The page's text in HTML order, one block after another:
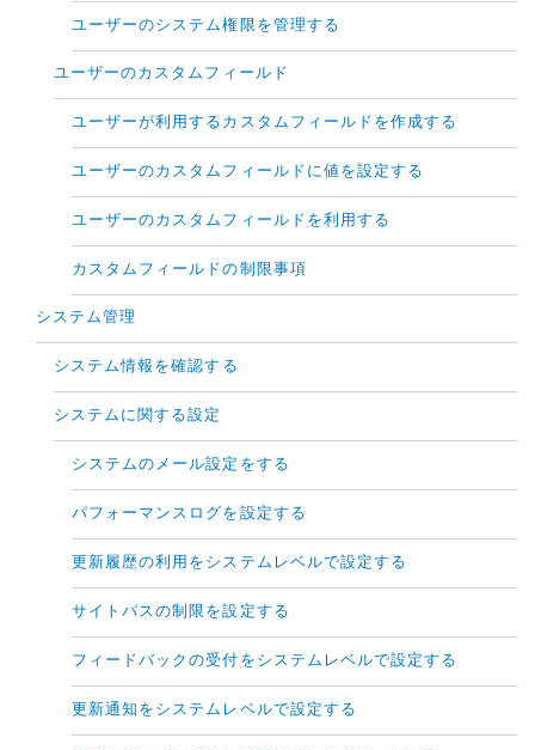
ユーザーのシステム権限を管理する
ユーザーのカスタムフィールド
ユーザーが利用するカスタムフィールドを作成する
ユーザーのカスタムフィールドに値を設定する
ユーザーのカスタムフィールドを利用する
カスタムフィールドの制限事項
システム管理
システム情報を確認する
システムに関する設定
システムのメール設定をする
パフォーマンスログを設定する
更新履歴の利用をシステムレベルで設定する
サイトパスの制限を設定する
フィードバックの受付をシステムレベルで設定する
更新通知をシステムレベルで設定する